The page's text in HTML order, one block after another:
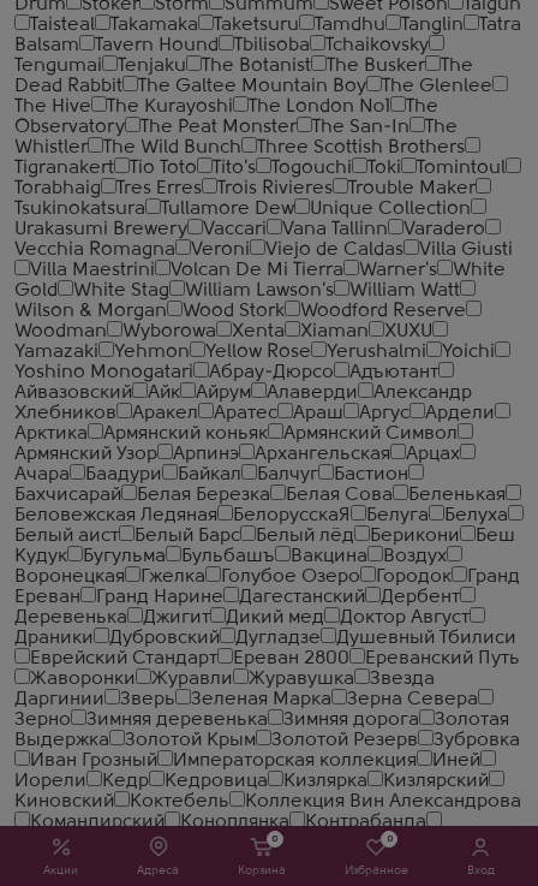
Акции Адреса
0
Корзина
0
Избранное Вход
Drum
Stoker Storm Summum Sweet Poison
Taigun
Taisteal
Takamaka Taketsuru Tamdhu Tanglin
Tatra
Balsam
Tavern Hound Tbilisoba
Tchaikovsky
Tengumai
Tenjaku The Botanist The Busker
The
Dead Rabbit
The Galtee Mountain Boy
The Glenlee
The Hive
The Kurayoshi The London №1
The
Observatory
The Peat Monster The San-In
The
Whistler
The Wild Bunch
Three Scottish Brothers
Tigranakert
Tio Toto Tito's Togouchi Toki
Tomintoul
Torabhaig
Tres Erres Trois Rivieres
Trouble Maker
Tsukinokatsura
Tullamore Dew
Unique Collection
Urakasumi Brewery
Vaccari Vana Tallinn
Varadero
Vecchia Romagna
Veroni Viejo de Caldas
Villa Giusti
Villa Maestrini
Volcan De Mi Tierra Warner's
White
Gold
White Stag William Lawson's
William Watt
Wilson & Morgan
Wood Stork
Woodford Reserve
Woodman
Wyborowa Xenta Xiaman
XUXU
Yamazaki
Yehmon Yellow Rose Yerushalmi
Yoichi
Yoshino Monogatari
Абрау-Дюрсо
Адъютант
Айвазовский
Айк Айрум Алаверди
Александр
Хлебников
Аракел Аратес Араш Аргус
Ардели
Арктика
Армянский коньяк
Армянский Символ
Армянский Узор
Арпинэ Архангельская
Арцах
Ачара
Баадури Байкал Балчуг
Бастион
Бахчисарай
Белая Березка Белая Сова
Беленькая
Беловежская Ледяная
БелорусскаЯ Белуга
Белуха
Белый аист
Белый Барс Белый лёд Берикони
Беш
Кудук
Бугульма Бульбашъ Вакцина
Воздух
Воронецкая
Гжелка Голубое Озеро Городок
Гранд
Ереван
Гранд Нарине Дагестанский
Дербент
Деревенька
Джигит Дикий мед
Доктор Август
Драники
Дубровский Дугладзе
Душевный Тбилиси
Еврейский Стандарт
Ереван 2800
Ереванский Путь
Жаворонки
Журавли Журавушка
Звезда
Даргинии
Зверь Зеленая Марка
Зерна Севера
Зерно
Зимняя деревенька Зимняя дорога
Золотая
Выдержка
Золотой Крым Золотой Резерв
Зубровка
Иван Грозный
Императорская коллекция
Иней
Иорели
Кедр Кедровица Кизлярка
Кизлярский
Киновский
Коктебель
Коллекция Вин Александрова
Командирский
Коноплянка
Контрабанда
Корюшка
Косогоров Самогон Кочари
Кремлевка
Кремлевский
Кристалл Крымский
Кукушка